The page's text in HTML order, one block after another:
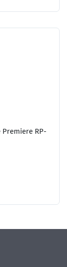
Premiere RP-